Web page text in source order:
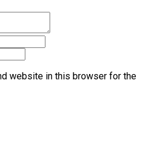
website in this browser for the